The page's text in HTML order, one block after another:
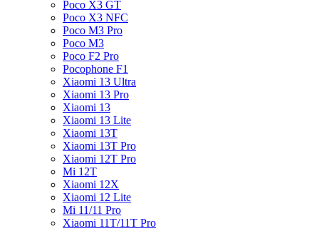
Poco X3 GT
Poco X3 NFC
Poco M3 Pro
Poco M3
Poco F2 Pro
Pocophone F1
Xiaomi 13 Ultra
Xiaomi 13 Pro
Xiaomi 13
Xiaomi 13 Lite
Xiaomi 13T
Xiaomi 13T Pro
Xiaomi 12T Pro
Mi 12T
Xiaomi 12X
Xiaomi 12 Lite
Mi 11/11 Pro
Xiaomi 11T/11T Pro